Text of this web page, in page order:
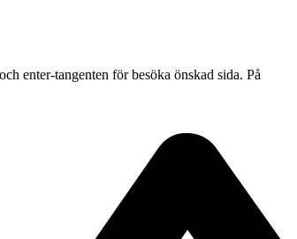
enter-tangenten för besöka önskad sida. På